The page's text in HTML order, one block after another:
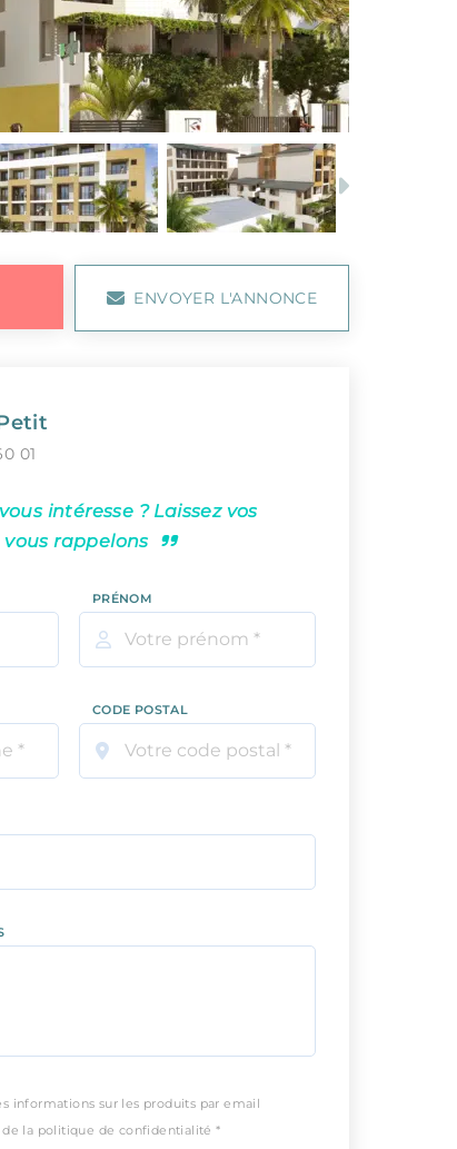
Next
ENVOYER L'ANNONCE
01
intéresse ? Laissez vos
rappelons
PRÉNOM
CODE POSTAL
informations sur les produits par email
de la politique de confidentialité *